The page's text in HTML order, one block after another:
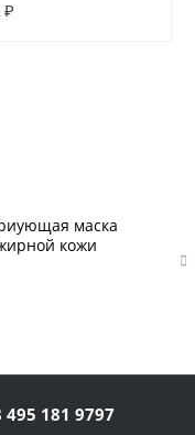
₽
маска
кожи
495 181 9797